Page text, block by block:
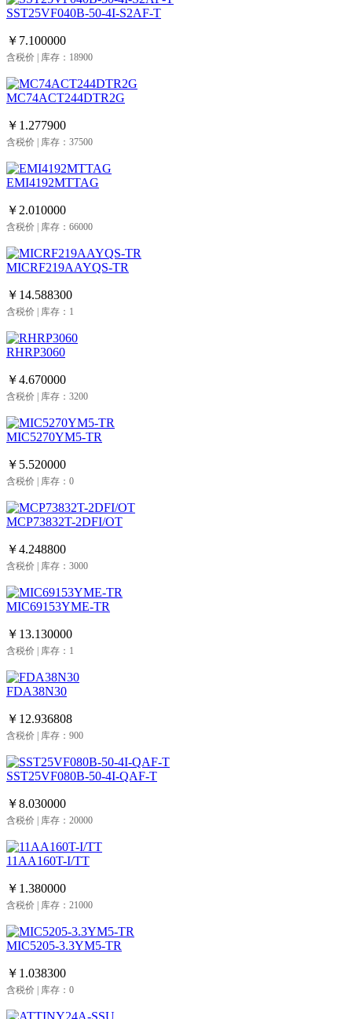
SST25VF040B-50-4I-S2AF-T
￥7.100000
含税价 | 库存：18900
MC74ACT244DTR2G
￥1.277900
含税价 | 库存：37500
EMI4192MTTAG
￥2.010000
含税价 | 库存：66000
MICRF219AAYQS-TR
￥14.588300
含税价 | 库存：1
RHRP3060
￥4.670000
含税价 | 库存：3200
MIC5270YM5-TR
￥5.520000
含税价 | 库存：0
MCP73832T-2DFI/OT
￥4.248800
含税价 | 库存：3000
MIC69153YME-TR
￥13.130000
含税价 | 库存：1
FDA38N30
￥12.936808
含税价 | 库存：900
SST25VF080B-50-4I-QAF-T
￥8.030000
含税价 | 库存：20000
11AA160T-I/TT
￥1.380000
含税价 | 库存：21000
MIC5205-3.3YM5-TR
￥1.038300
含税价 | 库存：0